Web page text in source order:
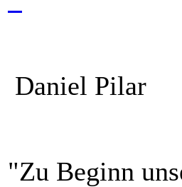
Daniel Pilar
"Zu Beginn